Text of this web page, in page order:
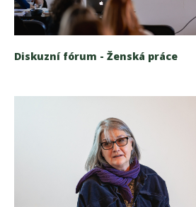
Diskuzní fórum - Ženská práce